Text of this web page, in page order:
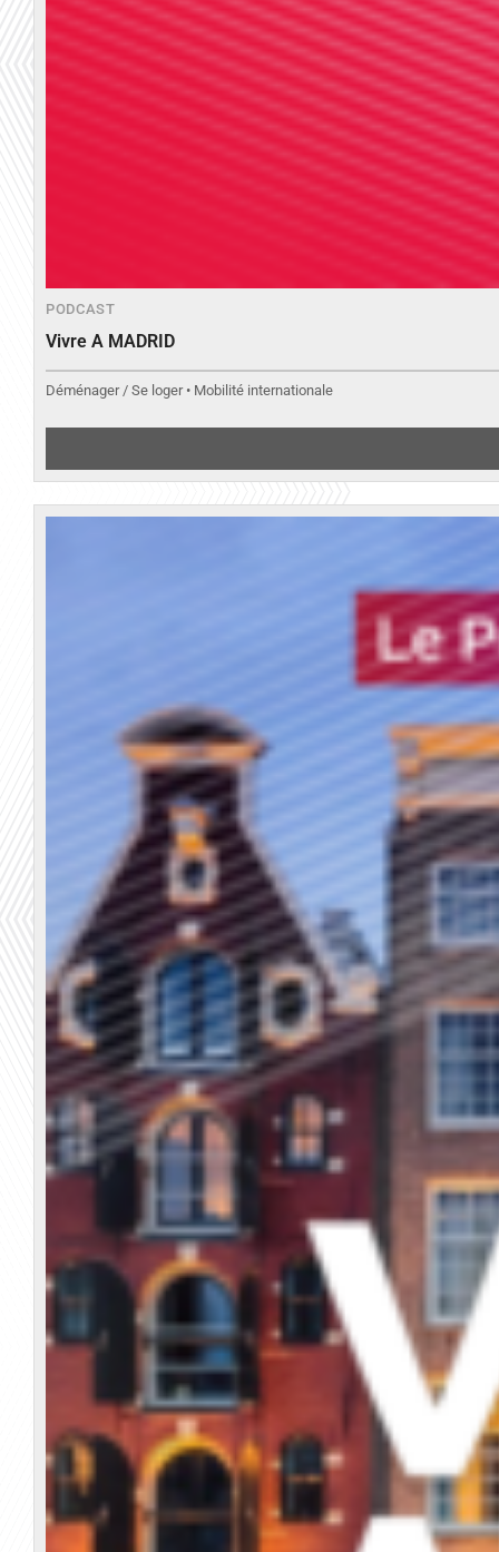
PODCAST
Vivre A MADRID
Déménager / Se loger • Mobilité internationale